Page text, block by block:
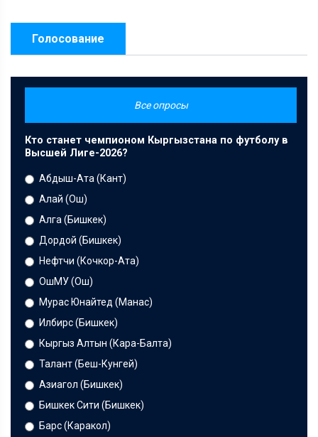
Голосование
Все опросы
Кто станет чемпионом Кыргызстана по футболу в
Высшей Лиге-2026?
Абдыш-Ата (Кант)
Алай (Ош)
Алга (Бишкек)
Дордой (Бишкек)
Нефтчи (Кочкор-Ата)
ОшМУ (Ош)
Мурас Юнайтед (Манас)
Илбирс (Бишкек)
Кыргыз Алтын (Кара-Балта)
Талант (Беш-Кунгей)
Азиагол (Бишкек)
Бишкек Сити (Бишкек)
Барс (Каракол)